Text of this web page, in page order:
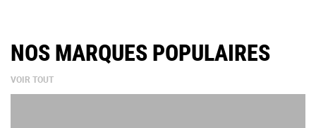
NOS MARQUES POPULAIRES
VOIR TOUT